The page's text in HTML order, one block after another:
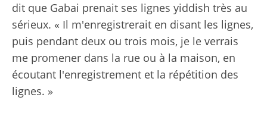
dit que Gabai prenait ses lignes yiddish très au
sérieux. « Il m'enregistrerait en disant les lignes,
puis pendant deux ou trois mois, je le verrais
me promener dans la rue ou à la maison, en
écoutant l'enregistrement et la répétition des
lignes. »